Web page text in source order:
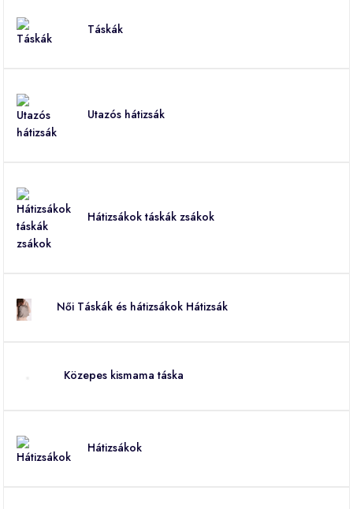
Táskák
Utazós hátizsák
Hátizsákok táskák zsákok
Női Táskák és hátizsákok Hátizsák
Közepes kismama táska
Hátizsákok